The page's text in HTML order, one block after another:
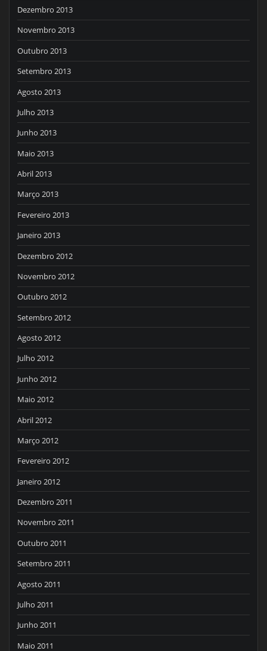
Dezembro 2013
Novembro 2013
Outubro 2013
Setembro 2013
Agosto 2013
Julho 2013
Junho 2013
Maio 2013
Abril 2013
Março 2013
Fevereiro 2013
Janeiro 2013
Dezembro 2012
Novembro 2012
Outubro 2012
Setembro 2012
Agosto 2012
Julho 2012
Junho 2012
Maio 2012
Abril 2012
Março 2012
Fevereiro 2012
Janeiro 2012
Dezembro 2011
Novembro 2011
Outubro 2011
Setembro 2011
Agosto 2011
Julho 2011
Junho 2011
Maio 2011